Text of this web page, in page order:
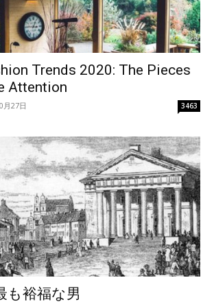
Trends 2020: The Pieces
Attention
月27日 3463
も裕福な男